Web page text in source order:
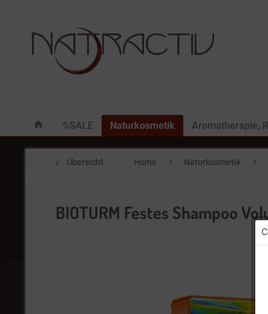
%SALE Naturkosmetik Aromatherapie,
Übersicht Home Naturkosmetik
BIOTURM Festes Shampoo